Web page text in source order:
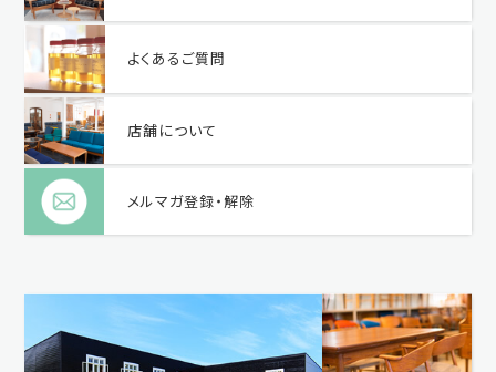
よくあるご質問
店舗について
メルマガ登録・解除